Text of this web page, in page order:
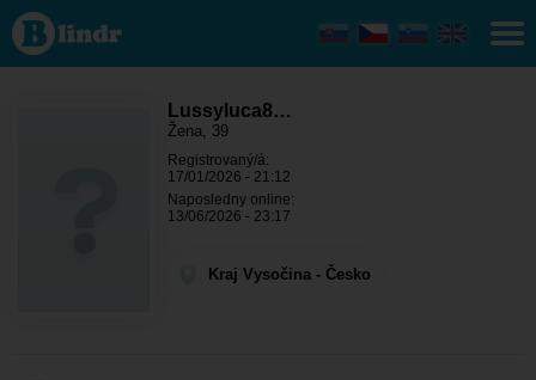
Lussyluca86
- Ona hledá
někoho Kraj
Vysočina -
Lussyluca8…
Žena, 39
Registrovaný/á:
17/01/2026 - 21:12
Naposledny online:
13/06/2026 - 23:17
Kraj Vysočina - Česko